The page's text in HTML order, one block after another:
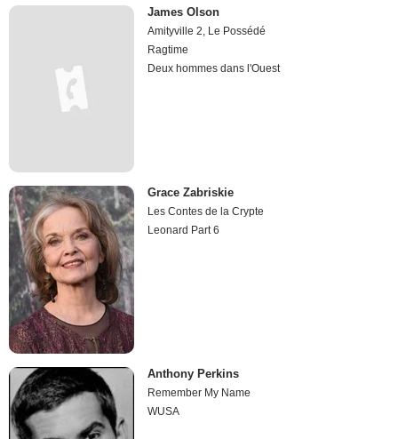
James Olson
Amityville 2, Le Possédé
Ragtime
Deux hommes dans l'Ouest
Grace Zabriskie
Les Contes de la Crypte
Leonard Part 6
Anthony Perkins
Remember My Name
WUSA